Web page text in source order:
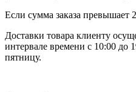
Если сумма заказа превышает
Доставки товара клиенту
интервале времени с 10:00 до
пятницу.